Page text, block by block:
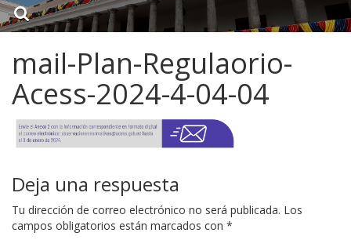
mail-Plan-Regulaorio-
Acess-2024-4-04-04
Deja una respuesta
Tu dirección de correo electrónico no será publicada. Los
campos obligatorios están marcados con *